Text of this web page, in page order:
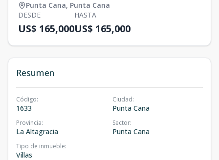
Punta Cana, Punta Cana
DESDE
US$ 165,000
HASTA
US$ 165,000
Resumen
Código:
1633
Ciudad:
Punta Cana
Provincia:
La Altagracia
Sector:
Punta Cana
Tipo de inmueble:
Villas